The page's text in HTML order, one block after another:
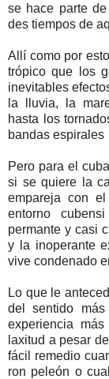
se hace parte
des tiempos de
Allí como por
trópico que los
inevitables
la lluvia, la
hasta los
bandas espirales
Pero para el
si se quiere la
empareja con
entorno
permante y casi
y la inoperante
vive condenado
Lo que le
del sentido
experiencia
laxitud a pesar
fácil remedio
ron peleón o